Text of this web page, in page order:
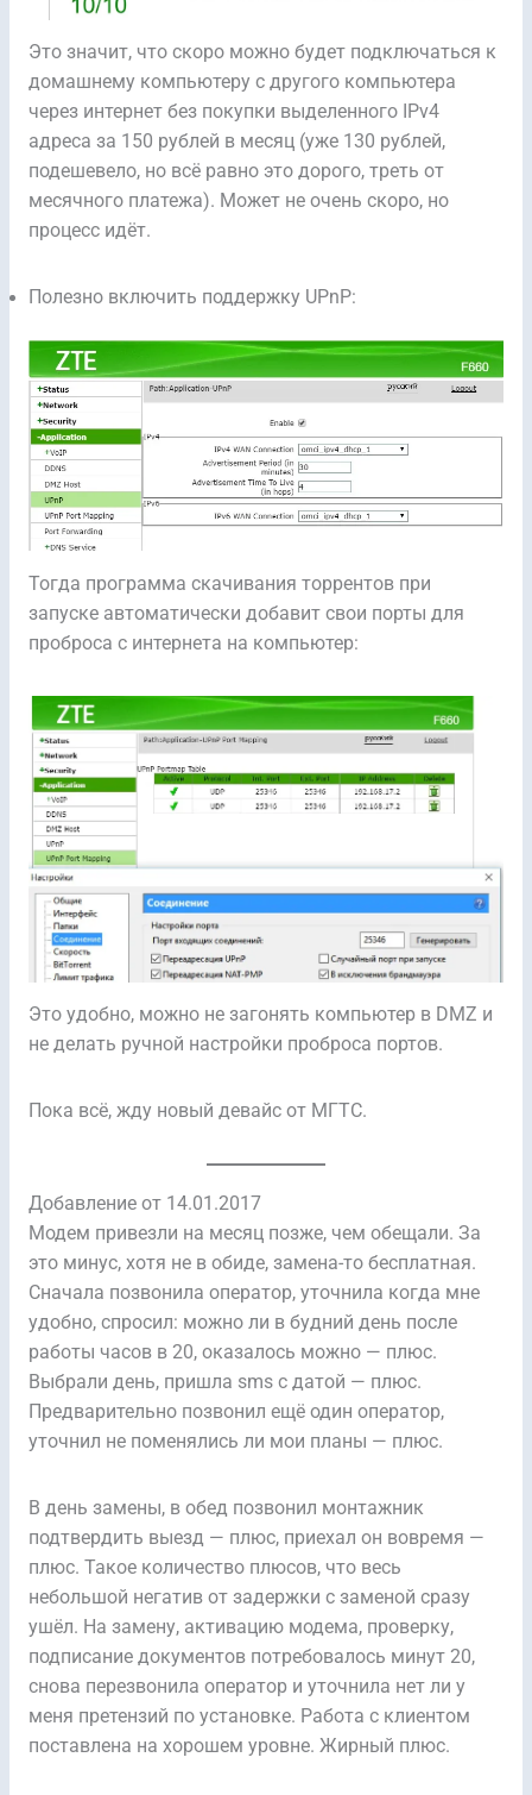
Это значит, что скоро можно будет подключаться к
домашнему компьютеру с другого компьютера
через интернет без покупки выделенного IPv4
адреса за 150 рублей в месяц (уже 130 рублей,
подешевело, но всё равно это дорого, треть от
месячного платежа). Может не очень скоро, но
процесс идёт.
Полезно включить поддержку UPnP:
Тогда программа скачивания торрентов при
запуске автоматически добавит свои порты для
проброса с интернета на компьютер:
Это удобно, можно не загонять компьютер в DMZ и
не делать ручной настройки проброса портов.
Пока всё, жду новый девайс от МГТС.
Добавление от 14.01.2017
Модем привезли на месяц позже, чем обещали. За
это минус, хотя не в обиде, замена-то бесплатная.
Сначала позвонила оператор, уточнила когда мне
удобно, спросил: можно ли в будний день после
работы часов в 20, оказалось можно — плюс.
Выбрали день, пришла sms с датой — плюс.
Предварительно позвонил ещё один оператор,
уточнил не поменялись ли мои планы — плюс.
В день замены, в обед позвонил монтажник
подтвердить выезд — плюс, приехал он вовремя —
плюс. Такое количество плюсов, что весь
небольшой негатив от задержки с заменой сразу
ушёл. На замену, активацию модема, проверку,
подписание документов потребовалось минут 20,
снова перезвонила оператор и уточнила нет ли у
меня претензий по установке. Работа с клиентом
поставлена на хорошем уровне. Жирный плюс.